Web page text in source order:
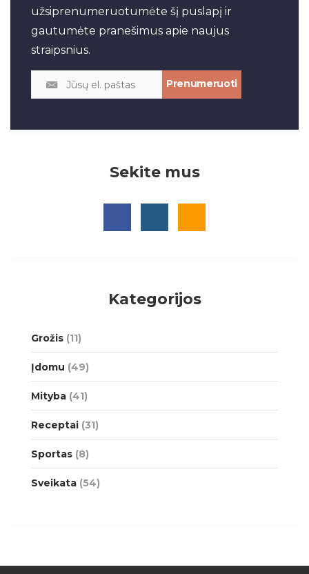
užsiprenumeruotumėte šį puslapį ir
gautumėte pranešimus apie naujus
straipsnius.
Sekite mus
Kategorijos
Grožis (11)
Įdomu (49)
Mityba (41)
Receptai (31)
Sportas (8)
Sveikata (54)